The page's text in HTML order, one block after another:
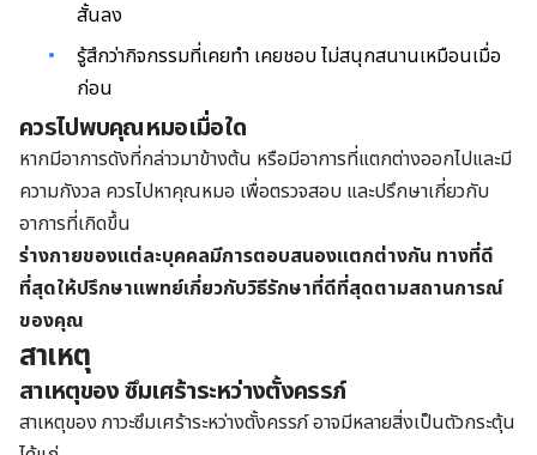
สั้นลง
รู้สึกว่ากิจกรรมที่เคยทำ เคยชอบ ไม่สนุกสนานเหมือนเมื่อ
ก่อน
ควรไปพบคุณหมอเมื่อใด
หากมีอาการดังที่กล่าวมาข้างต้น หรือมีอาการที่แตกต่างออกไปและมี
ความกังวล ควรไปหาคุณหมอ เพื่อตรวจสอบ และปรึกษาเกี่ยวกับ
อาการที่เกิดขึ้น
ร่างกายของแต่ละบุคคลมีการตอบสนองแตกต่างกัน ทางที่ดี
ที่สุดให้ปรึกษาแพทย์เกี่ยวกับวิธีรักษาที่ดีที่สุดตามสถานการณ์
ของคุณ
สาเหตุ
สาเหตุของ ซึมเศร้าระหว่างตั้งครรภ์
สาเหตุของ ภาวะซึมเศร้าระหว่างตั้งครรภ์ อาจมีหลายสิ่งเป็นตัวกระตุ้น